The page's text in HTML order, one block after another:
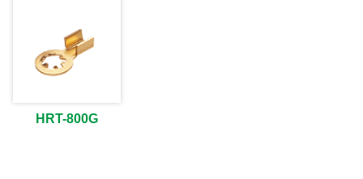
ご利用ガイド
お問い合わせ窓口
会社情報
HRT-800G